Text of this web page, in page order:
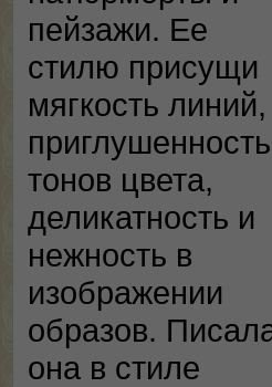
пейзажи. Ее
стилю присущи
мягкость линий,
приглушенность
тонов цвета,
деликатность и
нежность в
изображении
образов.
она в стиле